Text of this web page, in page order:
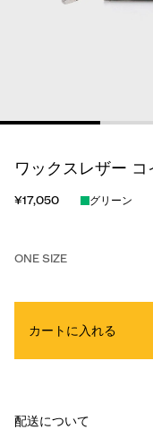
ワックスレザー コ
¥17,050 グリーン
ONE SIZE
カートに入れる
配送について